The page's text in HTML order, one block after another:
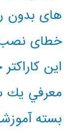
های بدون
خطای نصب
این کاراکتر
معرفي يك
بسته